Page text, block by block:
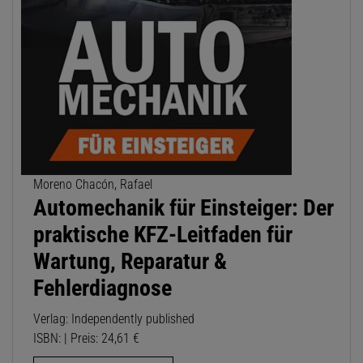
Moreno Chacón, Rafael
Automechanik für Einsteiger: Der
praktische KFZ-Leitfaden für
Wartung, Reparatur &
Fehlerdiagnose
Verlag: Independently published
ISBN: | Preis: 24,61 €